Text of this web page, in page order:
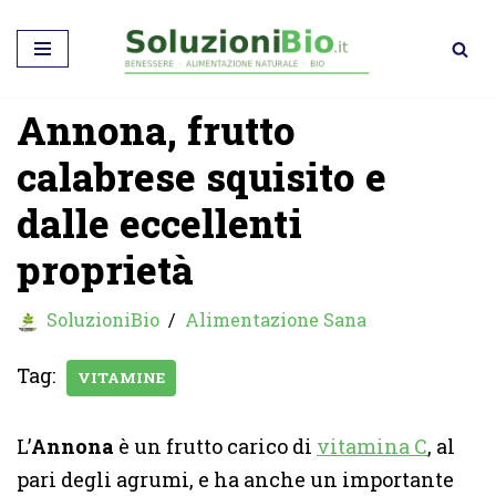
Vai
contenuto
Annona, frutto
calabrese squisito e
dalle eccellenti
proprietà
SoluzioniBio Alimentazione Sana
Tag: VITAMINE
L’Annona è un frutto carico di vitamina C, al
pari degli agrumi, e ha anche un importante